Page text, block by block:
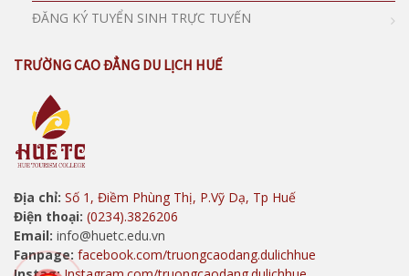
ĐĂNG KÝ TUYỂN SINH TRỰC TUYẾN
TRƯỜNG CAO ĐẲNG DU LỊCH HUẾ
Địa chỉ: Số 1, Điềm Phùng Thị, P.Vỹ Dạ, Tp Huế
Điện thoại: (0234).3826206
Email: info@huetc.edu.vn
Fanpage: facebook.com/truongcaodang.dulichhue